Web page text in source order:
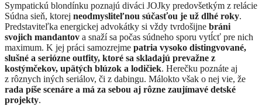
​​Sympatickú blondínku poznajú diváci JOJky predovšetkým z relácie
Súdna sieň, ktorej neodmysliteľnou súčasťou je už dlhé roky.
Predstaviteľka energickej advokátky si vždy tvrdošijne bráni
svojich mandantov a snaží sa počas súdneho sporu vytĺcť pre nich
maximum. K jej práci samozrejme patria vysoko distingvované,
slušné a seriózne outfity, ktoré sa skladajú prevažne z
kostýmčekov, upätých blúzok a lodičiek. Herečku poznáte aj
z rôznych iných seriálov, či z dabingu. Málokto však o nej vie, že
rada píše scenáre a má za sebou aj rôzne zaujímavé detské
projekty.